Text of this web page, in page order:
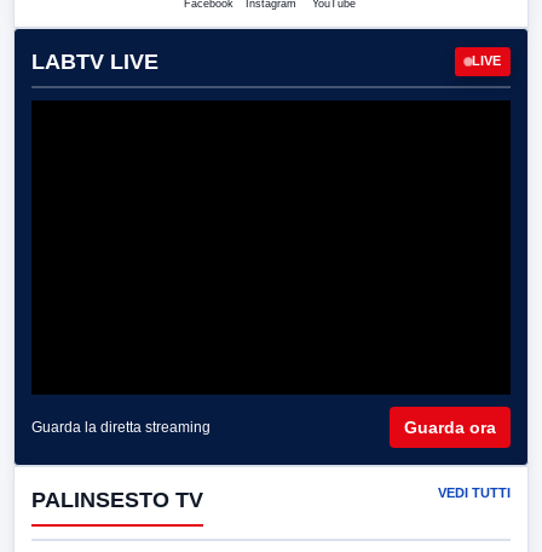
Facebook Instagram YouTube
LABTV LIVE LIVE
Guarda la diretta streaming Guarda ora
PALINSESTO TV VEDI TUTTI